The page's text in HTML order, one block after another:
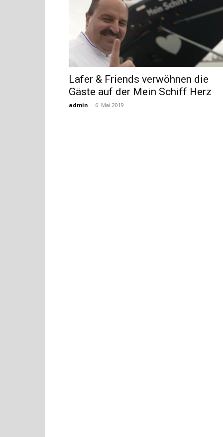
Lafer & Friends verwöhnen die
Gäste auf der Mein Schiff Herz
admin - 6. Mai 2019